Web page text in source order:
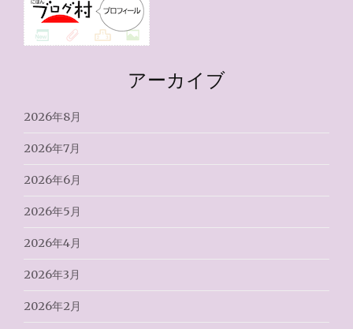
アーカイブ
2026年8月
2026年7月
2026年6月
2026年5月
2026年4月
2026年3月
2026年2月